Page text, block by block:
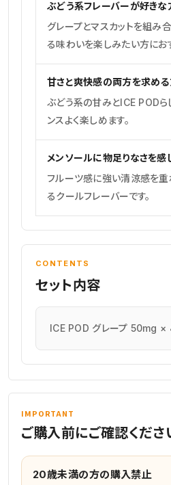
ぶどう系フレーバーが好きな
グレープとマスカットを組み
る味わいを楽しみたい方にお
甘さと爽快感の両方を求め
ぶどう系の甘みとICE PODら
ンスよく楽しめます。
メンソールに物足りなさを感
フルーツ感に強い清涼感を重
るクールフレーバーです。
CONTENTS
セット内容
ICE POD グレープ 50mg ×
IMPORTANT
ご購入前にご確認くださ
20歳未満の方の購入禁止